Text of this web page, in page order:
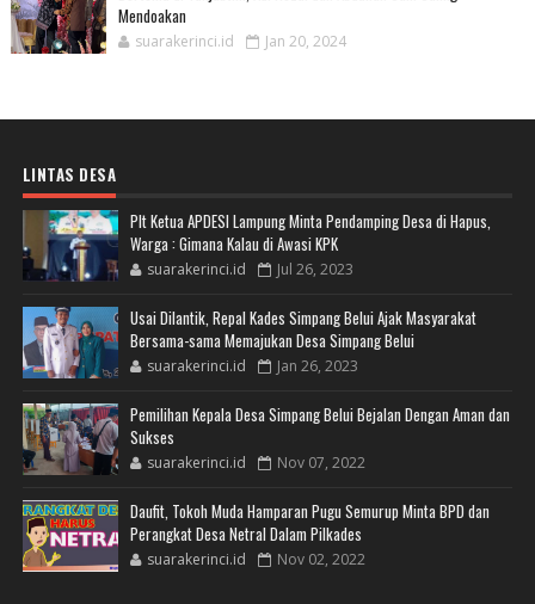
Mendoakan
suarakerinci.id Jan 20, 2024
LINTAS DESA
Plt Ketua APDESI Lampung Minta Pendamping Desa di Hapus,
Warga : Gimana Kalau di Awasi KPK
suarakerinci.id Jul 26, 2023
Usai Dilantik, Repal Kades Simpang Belui Ajak Masyarakat
Bersama-sama Memajukan Desa Simpang Belui
suarakerinci.id Jan 26, 2023
Pemilihan Kepala Desa Simpang Belui Bejalan Dengan Aman dan
Sukses
suarakerinci.id Nov 07, 2022
Daufit, Tokoh Muda Hamparan Pugu Semurup Minta BPD dan
Perangkat Desa Netral Dalam Pilkades
suarakerinci.id Nov 02, 2022